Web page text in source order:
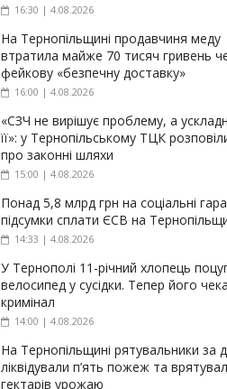
16:30 | 4.08.2026
На Тернопільщині продавчиня меду
втратила майже 70 тисяч гривень
фейкову «безпечну доставку»
16:00 | 4.08.2026
«СЗЧ не вирішує проблему, а
її»: у Тернопільському ТЦК
про законні шляхи
15:00 | 4.08.2026
Понад 5,8 млрд грн на соціальні
підсумки сплати ЄСВ на
14:33 | 4.08.2026
У Тернополі 11-річний хлопець
велосипед у сусідки. Тепер його
кримінал
14:00 | 4.08.2026
На Тернопільщині рятувальники за
ліквідували п’ять пожеж та
гектарів урожаю